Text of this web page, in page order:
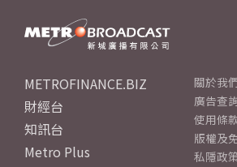
METROFINANCE.BIZ
財經台
知訊台
Metro Plus
關於我
廣告查
使用條
版權及
私隱政